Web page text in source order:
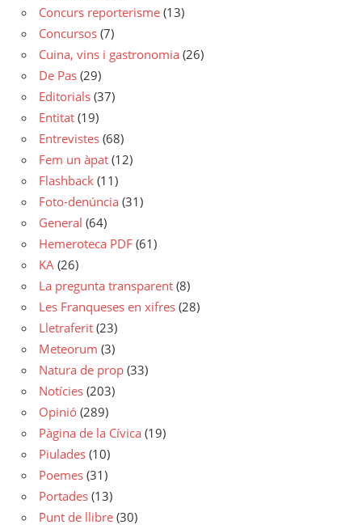
Concurs reporterisme (13)
Concursos (7)
Cuina, vins i gastronomia (26)
De Pas (29)
Editorials (37)
Entitat (19)
Entrevistes (68)
Fem un àpat (12)
Flashback (11)
Foto-denúncia (31)
General (64)
Hemeroteca PDF (61)
KA (26)
La pregunta transparent (8)
Les Franqueses en xifres (28)
Lletraferit (23)
Meteorum (3)
Natura de prop (33)
Notícies (203)
Opinió (289)
Pàgina de la Cívica (19)
Piulades (10)
Poemes (31)
Portades (13)
Punt de llibre (30)